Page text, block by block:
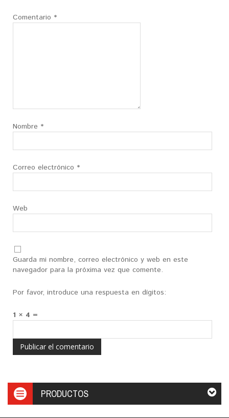
Comentario *
Nombre *
Correo electrónico *
Web
Guarda mi nombre, correo electrónico y web en este
navegador para la próxima vez que comente.
Por favor, introduce una respuesta en dígitos:
1 × 4 =
PRODUCTOS